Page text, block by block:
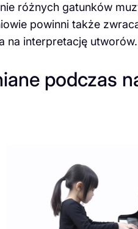
różnych gatunków
powinni także
na interpretację utworów.
podczas